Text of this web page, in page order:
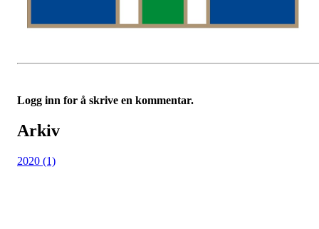
Logg inn for å skrive en kommentar.
Arkiv
2020 (1)